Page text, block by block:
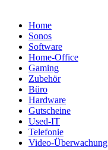
Home
Sonos
Software
Home-Office
Gaming
Zubehör
Büro
Hardware
Gutscheine
Used-IT
Telefonie
Video-Überwachung